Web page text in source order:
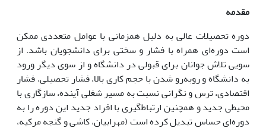
مقدمه
دوره تحصیلات عالی به دلیل همزمانی با عوامل متعددی ممکن
است دوره‌ای همراه با فشار و سختی برای دانشجویان باشد. از
سویی تلاش جوانان برای قبولی در دانشگاه و از سوی دیگر ورود
به دانشگاه و رو‌به‌رو شدن با حجم کاری بالا، فشار تحصیلی، فشار
اقتصادی، ترس و نگرانی نسبت به مسیر شغلی آینده، سازگاری با
محیطی جدید و همچنین ارتباط‌گیری با افراد جدید این دوره را به
دوره‌ای حساس تبدیل کرده است (مهرابیان، کاشی و گنجه مرکیه،